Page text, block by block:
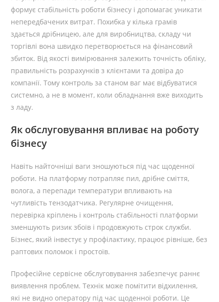
формує стабільність роботи бізнесу і допомагає уникати
непередбачених витрат. Похибка у кілька грамів
здається дрібницею, але для виробництва, складу чи
торгівлі вона швидко перетворюється на фінансовий
збиток. Від якості вимірювання залежить точність обліку,
правильність розрахунків з клієнтами та довіра до
компанії. Тому контроль за станом ваг має відбуватися
системно, а не в момент, коли обладнання вже виходить
з ладу.
Як обслуговування впливає на роботу
бізнесу
Навіть найточніші ваги зношуються під час щоденної
роботи. На платформу потрапляє пил, дрібне сміття,
волога, а перепади температури впливають на
чутливість тензодатчика. Регулярне очищення,
перевірка кріплень і контроль стабільності платформи
зменшують ризик збоїв і продовжують строк служби.
Бізнес, який інвестує у профілактику, працює рівніше, без
раптових поломок і простоїв.
Професійне сервісне обслуговування забезпечує раннє
виявлення проблем. Технік може помітити відхилення,
які не видно оператору під час щоденної роботи. Це